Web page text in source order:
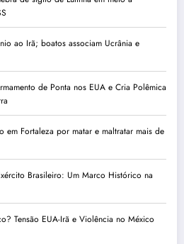
ao Irã; boatos associam Ucrânia e
de Ponta nos EUA e Cria Polêmica
em Fortaleza por matar e maltratar mais de
Brasileiro: Um Marco Histórico na
Tensão EUA-Irã e Violência no México